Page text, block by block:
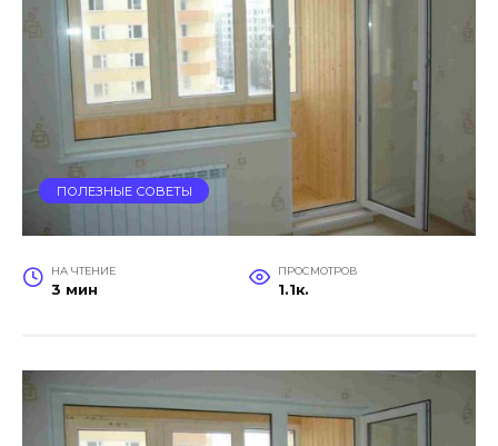
ПОЛЕЗНЫЕ СОВЕТЫ
НА ЧТЕНИЕ
3 мин
ПРОСМОТРОВ
1.1к.